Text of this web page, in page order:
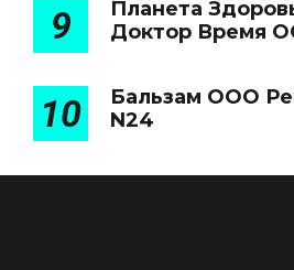
9
Планета
Доктор Время
10
Бальзам ООО
N24